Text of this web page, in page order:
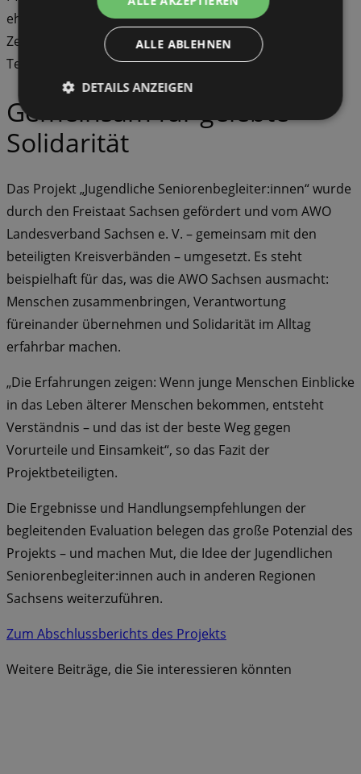
ehrenamtlichem Engagement wurde gestärkt – ein
Zeichen dafür, dass das Projekt die gesellschaftliche
Teilhabe junger Menschen wirksam fördert.
Gemeinsam für gelebte
Solidarität
Das Projekt „Jugendliche Seniorenbegleiter:innen“ wurde
durch den Freistaat Sachsen gefördert und vom AWO
Landesverband Sachsen e. V. – gemeinsam mit den
beteiligten Kreisverbänden – umgesetzt. Es steht
beispielhaft für das, was die AWO Sachsen ausmacht:
Menschen zusammenbringen, Verantwortung
füreinander übernehmen und Solidarität im Alltag
erfahrbar machen.
„Die Erfahrungen zeigen: Wenn junge Menschen Einblicke
in das Leben älterer Menschen bekommen, entsteht
Verständnis – und das ist der beste Weg gegen
Vorurteile und Einsamkeit“, so das Fazit der
Projektbeteiligten.
Die Ergebnisse und Handlungsempfehlungen der
begleitenden Evaluation belegen das große Potenzial des
Projekts – und machen Mut, die Idee der Jugendlichen
Seniorenbegleiter:innen auch in anderen Regionen
Sachsens weiterzuführen.
Zum Abschlussberichts des Projekts
Weitere Beiträge, die Sie interessieren könnten
ALLE ABLEHNEN
DETAILS ANZEIGEN